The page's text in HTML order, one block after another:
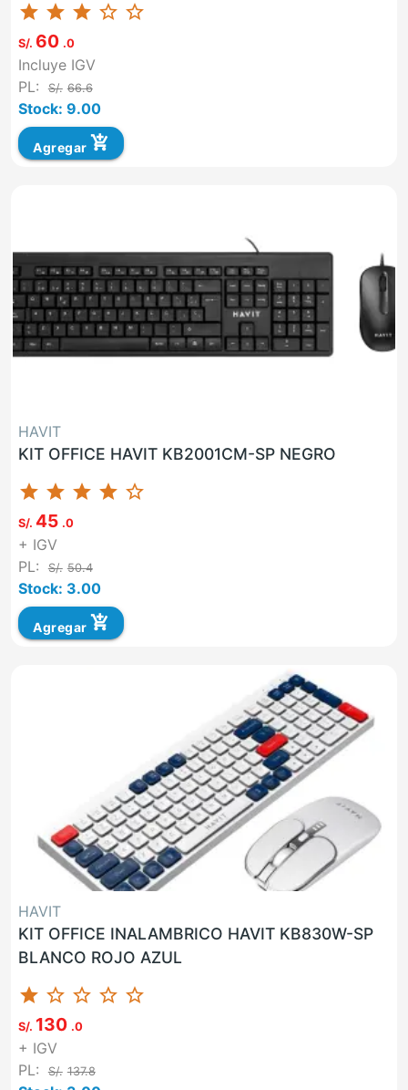
star star star star_border star_border
S/. 60 .0
Incluye IGV
PL:
S/. 66.6
Stock: 9.00
Agregar add_shopping_cart
HAVIT
KIT OFFICE HAVIT KB2001CM-SP NEGRO
star star star star star_border
S/. 45 .0
+ IGV
PL:
S/. 50.4
Stock: 3.00
Agregar add_shopping_cart
HAVIT
KIT OFFICE INALAMBRICO HAVIT KB830W-SP
BLANCO ROJO AZUL
star star_border star_border star_border star_border
S/. 130 .0
+ IGV
PL:
S/. 137.8